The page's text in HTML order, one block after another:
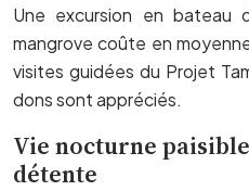
Une excursion en bateau
mangrove coûte en
visites guidées du Projet
dons sont appréciés.
Vie nocturne
détente